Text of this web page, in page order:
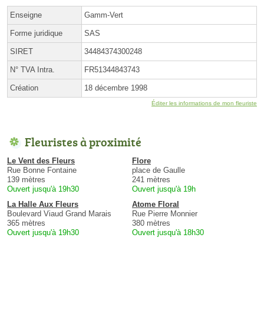
Enseigne Gamm-Vert
Forme juridique SAS
SIRET 34484374300248
N° TVA Intra. FR51344843743
Création 18 décembre 1998
Éditer les informations de mon fleuriste
Fleuristes à proximité
Le Vent des Fleurs
Rue Bonne Fontaine
139 mètres
Ouvert jusqu'à 19h30
Flore
place de Gaulle
241 mètres
Ouvert jusqu'à 19h
La Halle Aux Fleurs
Boulevard Viaud Grand Marais
365 mètres
Ouvert jusqu'à 19h30
Atome Floral
Rue Pierre Monnier
380 mètres
Ouvert jusqu'à 18h30